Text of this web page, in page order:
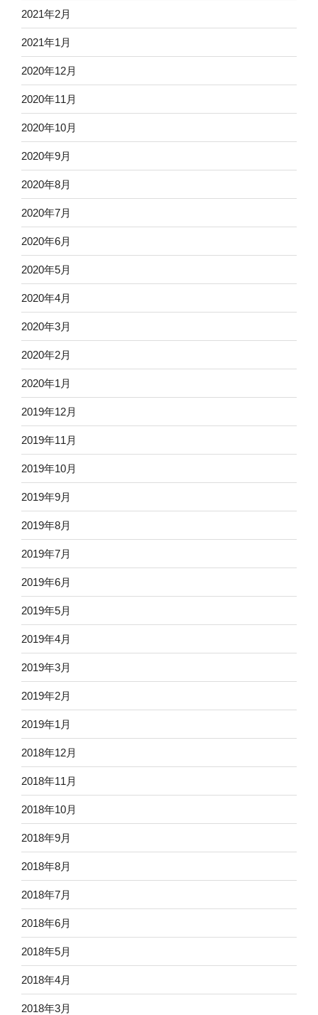
2021年2月
2021年1月
2020年12月
2020年11月
2020年10月
2020年9月
2020年8月
2020年7月
2020年6月
2020年5月
2020年4月
2020年3月
2020年2月
2020年1月
2019年12月
2019年11月
2019年10月
2019年9月
2019年8月
2019年7月
2019年6月
2019年5月
2019年4月
2019年3月
2019年2月
2019年1月
2018年12月
2018年11月
2018年10月
2018年9月
2018年8月
2018年7月
2018年6月
2018年5月
2018年4月
2018年3月